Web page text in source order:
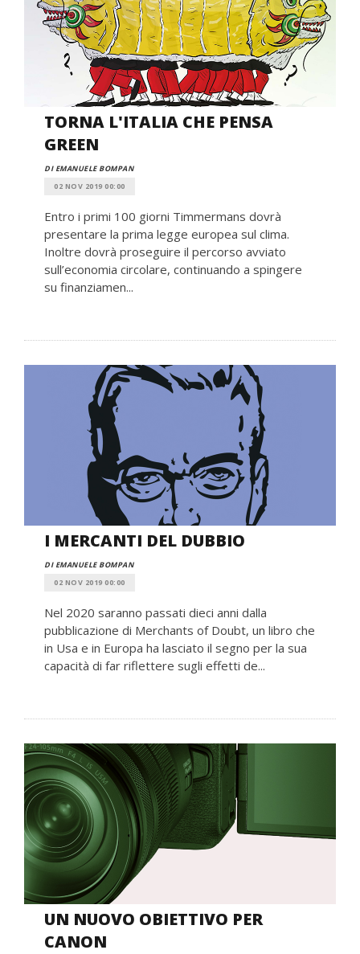
TORNA L'ITALIA CHE PENSA
GREEN
DI EMANUELE BOMPAN
02 NOV 2019 00:00
Entro i primi 100 giorni Timmermans dovrà
presentare la prima legge europea sul clima.
Inoltre dovrà proseguire il percorso avviato
sull’economia circolare, continuando a spingere
su finanziamen...
I MERCANTI DEL DUBBIO
DI EMANUELE BOMPAN
02 NOV 2019 00:00
Nel 2020 saranno passati dieci anni dalla
pubblicazione di Merchants of Doubt, un libro che
in Usa e in Europa ha lasciato il segno per la sua
capacità di far riflettere sugli effetti de...
UN NUOVO OBIETTIVO PER
CANON